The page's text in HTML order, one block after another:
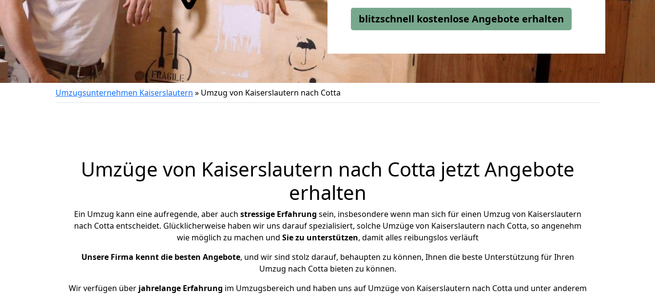
blitzschnell kostenlose Angebote erhalten
Umzugsunternehmen Kaiserslautern » Umzug von Kaiserslautern nach Cotta
Umzüge von Kaiserslautern nach Cotta jetzt Angebote
erhalten
Ein Umzug kann eine aufregende, aber auch stressige Erfahrung sein, insbesondere wenn man sich für einen Umzug von Kaiserslautern
nach Cotta entscheidet. Glücklicherweise haben wir uns darauf spezialisiert, solche Umzüge von Kaiserslautern nach Cotta, so angenehm
wie möglich zu machen und Sie zu unterstützen, damit alles reibungslos verläuft
Unsere Firma kennt die besten Angebote, und wir sind stolz darauf, behaupten zu können, Ihnen die beste Unterstützung für Ihren
Umzug nach Cotta bieten zu können.
Wir verfügen überjahrelange Erfahrung im Umzugsbereich und haben uns auf Umzüge von Kaiserslautern nach Cotta und unter anderem